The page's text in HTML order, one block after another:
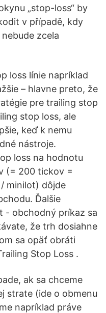
„stop-loss“ by
v případě, kdy
zcela
loss línie napríklad
– hlavne preto, že
pre trailing stop
stop loss, ale
keď k nemu
nástroje.
loss na hodnotu
(= 200 tickov =
minilot) dôjde
Ďalšie
- obchodný príkaz sa
že trh dosiahne
sa opäť obráti
Stop Loss .
ak sa chceme
strate (ide o obmenu
napríklad práve